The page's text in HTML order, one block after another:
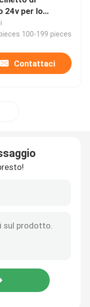
24v per lo
100-199 pieces
Contattaci